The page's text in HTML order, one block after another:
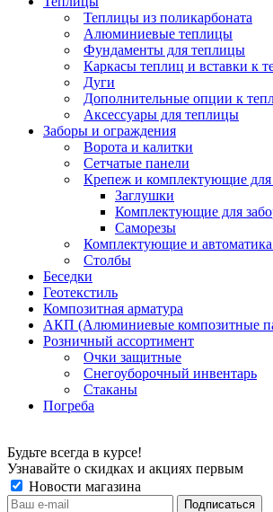
Теплицы из поликарбоната
Алюминиевые теплицы
Фундаменты для теплицы
Каркасы теплиц и вставки к
Дуги
Дополнительные опции к
Аксессуары для теплицы
Заборы и ограждения
Ворота и калитки
Сетчатые панели
Крепеж и комплектующие для
Заглушки
Комплектующие для
Саморезы
Комплектующие и автоматика
Столбы
Беседки
Геотекстиль
Композитная арматура
АКП (Алюминиевые композитные
Розничный ассортимент
Очки защитные
Снегоуборочный инвентарь
Стаканы
Погреба
Будьте всегда в курсе!
Узнавайте о скидках и акциях первым
Новости магазина